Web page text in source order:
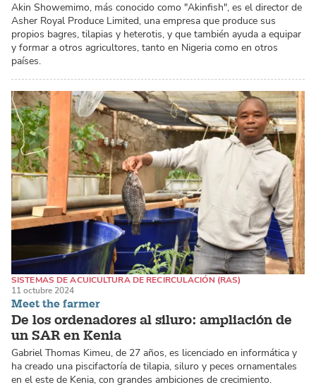
Akin Showemimo, más conocido como "Akinfish", es el director de
Asher Royal Produce Limited, una empresa que produce sus
propios bagres, tilapias y heterotis, y que también ayuda a equipar
y formar a otros agricultores, tanto en Nigeria como en otros
países.
Meet the farmer
De los ordenadores al siluro: ampliación de
un SAR en Kenia
SISTEMAS DE ACUICULTURA DE RECIRCULACIÓN (RAS)
SISTEMAS DE PRODUCCIÓN EN TIERRA
11 octubre 2024
Gabriel Thomas Kimeu, de 27 años, es licenciado en informática y
ha creado una piscifactoría de tilapia, siluro y peces ornamentales
en el este de Kenia, con grandes ambiciones de crecimiento.